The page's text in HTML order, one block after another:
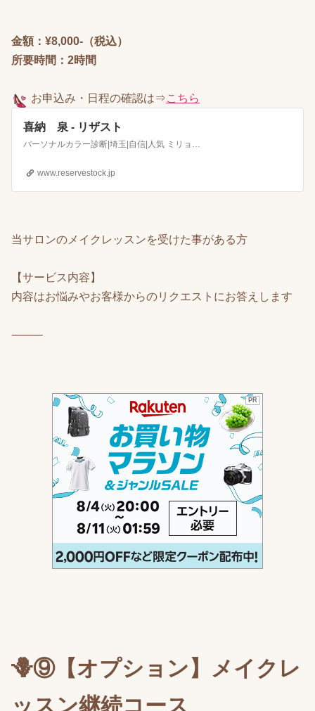
金額：¥8,000-（税込）
所要時間：2時間
お申込み ・日程の確認は⇒こちら
喜納 泉 - リザスト
パーソナルカラー診断|埼玉|自信|人気 ミリョクplus＋ 魅力アドバイザー 喜納 泉
www.reservestock.jp
当サロンのメイクレッスンを受けた事がある方
【サービス内容】
内容はお悩みやお客様からのリクエストにお答えします
⸻
PR
🪻⑨【オプション】メイクレ
ッスン継続コース